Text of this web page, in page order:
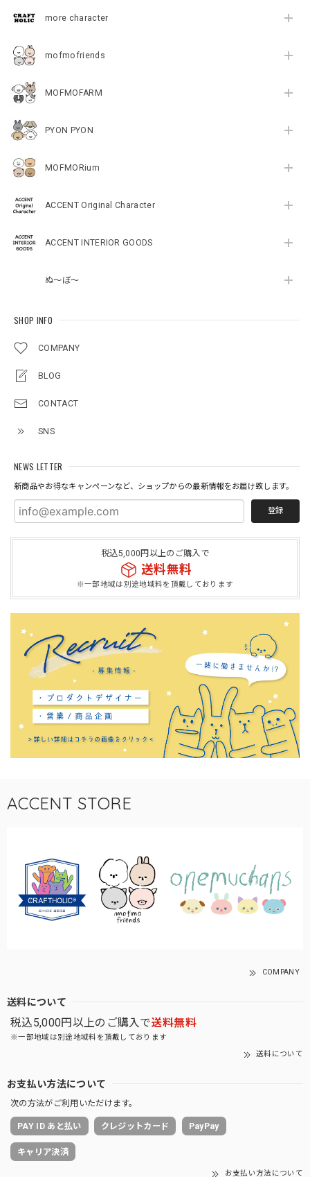
more character
mofmofriends
MOFMOFARM
PYON PYON
MOFMORium
ACCENT Original Character
ACCENT INTERIOR GOODS
ぬ～ぼ～
SHOP INFO
COMPANY
BLOG
CONTACT
SNS
NEWS LETTER
新商品やお得なキャンペーンなど、ショップからの最新情報をお届け致します。
登録
税込5,000円以上のご購入で
送料無料
※一部地域は別途地域料を頂戴しております
ACCENT STORE
COMPANY
送料について
税込5,000円以上のご購入で送料無料
※一部地域は別途地域料を頂戴しております
送料について
お支払い方法について
次の方法がご利用いただけます。
PAY ID あと払い クレジットカード PayPay
キャリア決済
お支払い方法について